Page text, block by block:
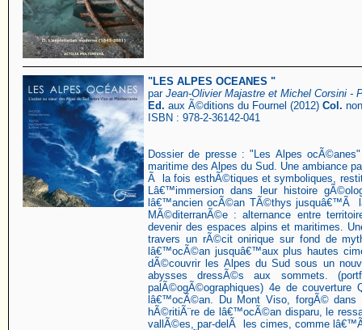
"LES ALPES OCEANES "
par Jean-Olivier Majastre et Michel Corsini -
Ed. aux Ã©ditions du Fournel (2012) Col.
ISBN : 978-2-36142-041
Dossier de presse : "Les Alpes
maritime des Alpes du Sud. Une ambiance
Ã la fois esthÃ©tiques et symboliques,
Lâ€™immersion dans leur histoire
lâ€™ancien ocÃ©an TÃ©thys jusquâ€™Ã
MÃ©diterranÃ©e : alternance entre
devenir des espaces alpins et maritimes.
travers un rÃ©cit onirique sur fond de
lâ€™ocÃ©an jusquâ€™aux plus hautes
dÃ©couvrir les Alpes du Sud sous un
abysses dressÃ©s aux sommets.
palÃ©ogÃ©ographiques) 4e de
lâ€™ocÃ©an. Du Mont Viso, forgÃ©
hÃ©ritiÃ¨re de lâ€™ocÃ©an disparu, le
vallÃ©es, par-delÃ les cimes, comme